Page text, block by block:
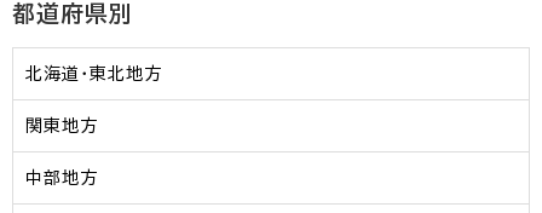
都道府県別
北海道・東北地方
関東地方
中部地方